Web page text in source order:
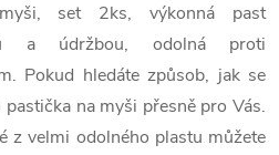
set 2ks, výkonná past
a údržbou, odolná proti
Pokud hledáte způsob, jak se
na myši přesně pro Vás.
z velmi odolného plastu můžete